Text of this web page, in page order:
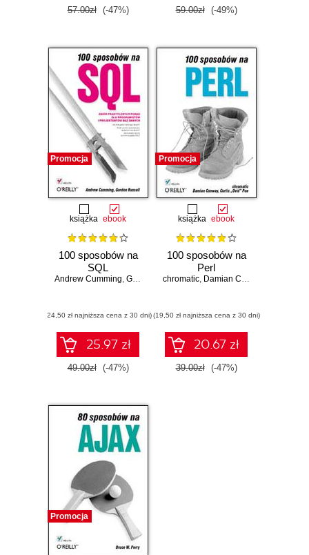
57.00zł (-47%) 59.00zł (-49%)
Promocja
książka ebook
100 sposobów na
SQL
Andrew Cumming, Gordon Russell
(24,50 zł najniższa cena z 30 dni)
25.97 zł
49.00zł (-47%)
Promocja
książka ebook
100 sposobów na
Perl
chromatic, Damian Conway
(19,50 zł najniższa cena z 30 dni)
20.67 zł
39.00zł (-47%)
Promocja